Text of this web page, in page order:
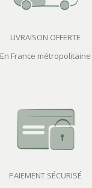
LIVRAISON OFFERTE
En France métropolitaine
PAIEMENT SÉCURISÉ